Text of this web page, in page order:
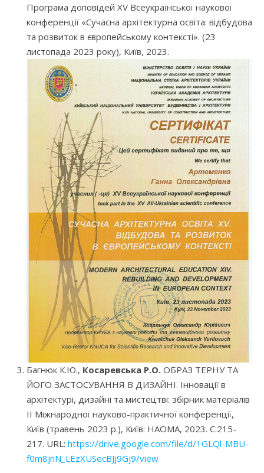
Програма доповідей XV Всеукраїнської наукової
конференції «Сучасна архітектурна освіта: відбудова
та розвиток в європейському контексті». (23
листопада 2023 року), Київ, 2023.
Багнюк К.Ю., Косаревська Р.О. ОБРАЗ ТЕРНУ ТА
ЙОГО ЗАСТОСУВАННЯ В ДИЗАЙНІ. Інновації в
архітектурі, дизайні та мистецтві: збірник матеріалів
II Міжнародної науково-практичної конференції,
Київ (травень 2023 р.), Київ: НАОМА, 2023. С.215-
217. URL: https://drive.google.com/file/d/1GLQl-MBU-
f0m8jnN_LEzXUSecBJj9Gj9/view